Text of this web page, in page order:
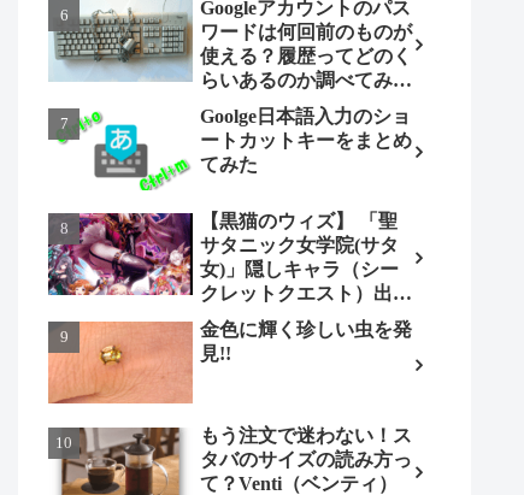
Googleアカウントのパス
ワードは何回前のものが
使える？履歴ってどのく
らいあるのか調べてみま
Goolge日本語入力のショ
ートカットキーをまとめ
てみた
【黒猫のウィズ】 「聖
サタニック女学院(サタ
女)」隠しキャラ（シー
クレットクエスト）出現
条件とは（ノーマル編）
金色に輝く珍しい虫を発
見!!
もう注文で迷わない！ス
タバのサイズの読み方っ
て？Venti（ベンティ）